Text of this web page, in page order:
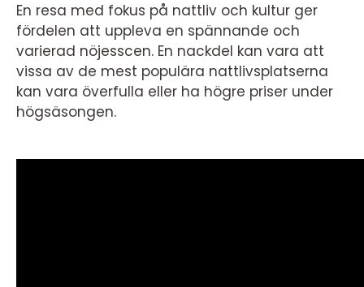
En resa med fokus på nattliv och kultur ger
fördelen att uppleva en spännande och
varierad nöjesscen. En nackdel kan vara att
vissa av de mest populära nattlivsplatserna
kan vara överfulla eller ha högre priser under
högsäsongen.